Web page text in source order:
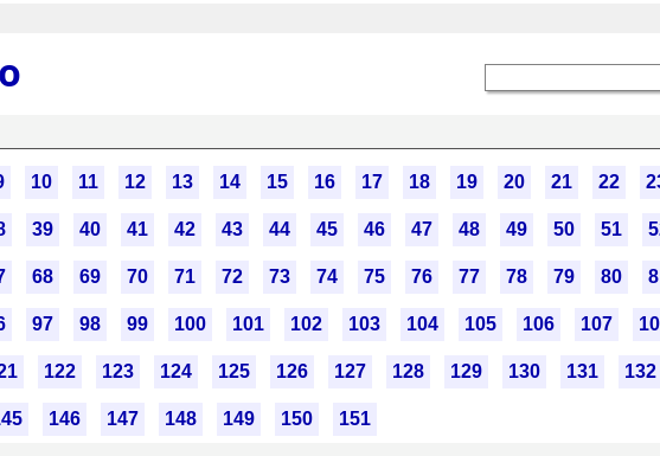
10 11 12 13 14 15 16 17 18 19 20 21 22
39 40 41 42 43 44 45 46 47 48 49 50 51
68 69 70 71 72 73 74 75 76 77 78 79 80
97 98 99 100 101 102 103 104 105 106 107
122 123 124 125 126 127 128 129 130 131 132
146 147 148 149 150
151